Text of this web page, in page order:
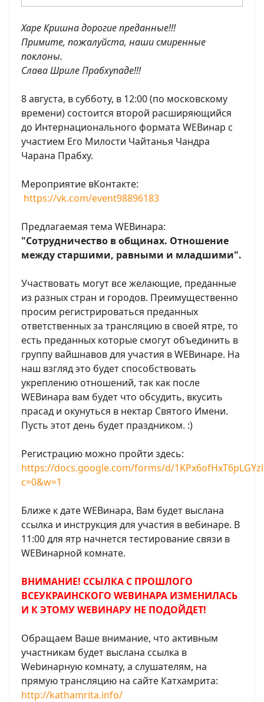
Харе Кришна дорогие преданные!!!
Примите, пожалуйста, наши смиренные
поклоны.
Слава Шриле Прабхупаде!!!
8 августа, в субботу, в 12:00 (по московскому
времени) состоится второй расширяющийся
до Интернационального формата WEBинар с
участием Его Милости Чайтанья Чандра
Чарана Прабху.
Мероприятие вКонтакте:
https://vk.com/event98896183
Предлагаемая тема WEBинара:
"Сотрудничество в общинах. Отношение
между старшими, равными и младшими".
Участвовать могут все желающие, преданные
из разных стран и городов. Преимущественно
просим регистрироваться преданных
ответственных за трансляцию в своей ятре, то
есть преданных которые смогут объединить в
группу вайшнавов для участия в WEBинаре. На
наш взгляд это будет способствовать
укреплению отношений, так как после
WEBинара вам будет что обсудить, вкусить
прасад и окунуться в нектар Святого Имени.
Пусть этот день будет праздником. :)
Регистрацию можно пройти здесь:
https://docs.google.com/forms/d/
c=0&w=1
Ближе к дате WEBинара, Вам будет выслана
ссылка и инструкция для участия в вебинаре. В
11:00 для ятр начнется тестирование связи в
WEBинарной комнате.
ВНИМАНИЕ! ССЫЛКА С ПРОШЛОГО
ВСЕУКРАИНСКОГО WEBИНАРА ИЗМЕНИЛАСЬ
И К ЭТОМУ WEBИНАРУ НЕ ПОДОЙДЕТ!
Обращаем Ваше внимание, что активным
участникам будет выслана ссылка в
Webинарную комнату, а слушателям, на
прямую трансляцию на сайте Катхамрита:
http://kathamrita.info/